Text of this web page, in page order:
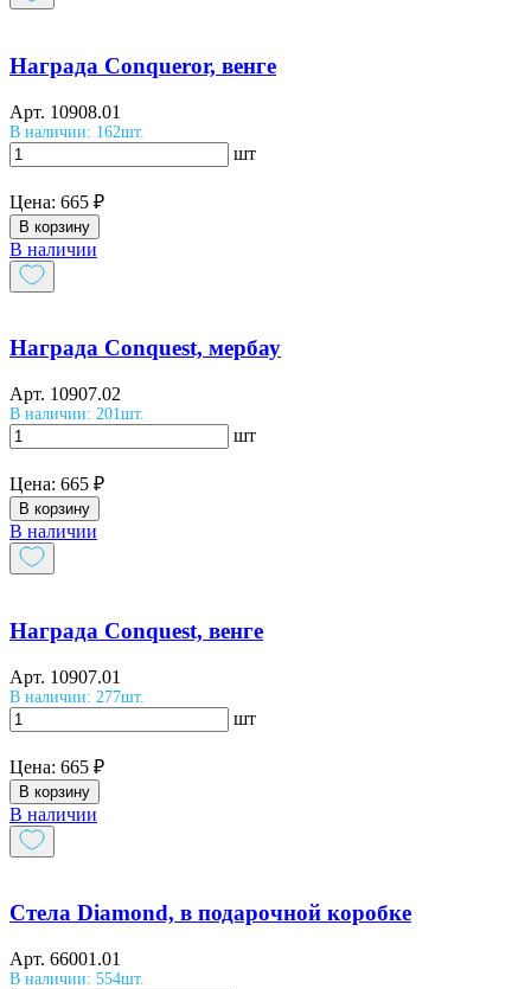
Награда Conqueror, венге
Арт. 10908.01
В наличии: 162шт.
шт
Цена: 665 ₽
В корзину
В наличии
Награда Conquest, мербау
Арт. 10907.02
В наличии: 201шт.
шт
Цена: 665 ₽
В корзину
В наличии
Награда Conquest, венге
Арт. 10907.01
В наличии: 277шт.
шт
Цена: 665 ₽
В корзину
В наличии
Стела Diamond, в подарочной коробке
Арт. 66001.01
В наличии: 554шт.